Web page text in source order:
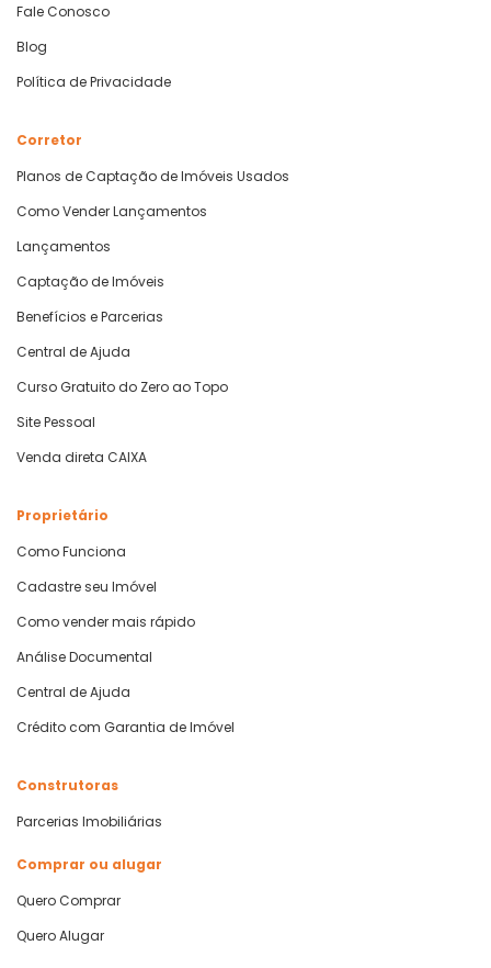
Fale Conosco
Blog
Política de Privacidade
Corretor
Planos de Captação de Imóveis Usados
Como Vender Lançamentos
Lançamentos
Captação de Imóveis
Benefícios e Parcerias
Central de Ajuda
Curso Gratuito do Zero ao Topo
Site Pessoal
Venda direta CAIXA
Proprietário
Como Funciona
Cadastre seu Imóvel
Como vender mais rápido
Análise Documental
Central de Ajuda
Crédito com Garantia de Imóvel
Construtoras
Parcerias Imobiliárias
Comprar ou alugar
Quero Comprar
Quero Alugar